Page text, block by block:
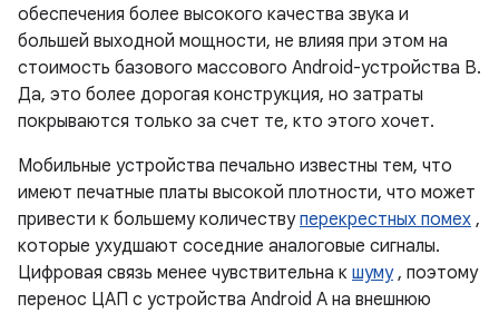
обеспечения более высокого качества звука и
большей выходной мощности, не влияя при этом на
стоимость базового массового Android-устройства B.
Да, это более дорогая конструкция, но затраты
покрываются только за счет те, кто этого хочет.
Мобильные устройства печально известны тем, что
имеют печатные платы высокой плотности, что может
привести к большему количествуперекрестных помех ,
которые ухудшают соседние аналоговые сигналы.
Цифровая связь менее чувствительна к шуму, поэтому
перенос ЦАП с устройства Android A на внешнюю